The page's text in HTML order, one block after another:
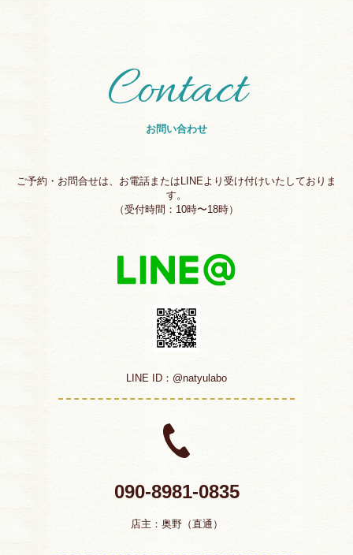
お問い合わせ
Contact
ご予約・お問合せは、お電話またはLINEより受け付けいたしておりま
す。
（受付時間：10時〜18時）
LINE ID：@natyulabo
090-8981-0835
店主：奥野（直通）